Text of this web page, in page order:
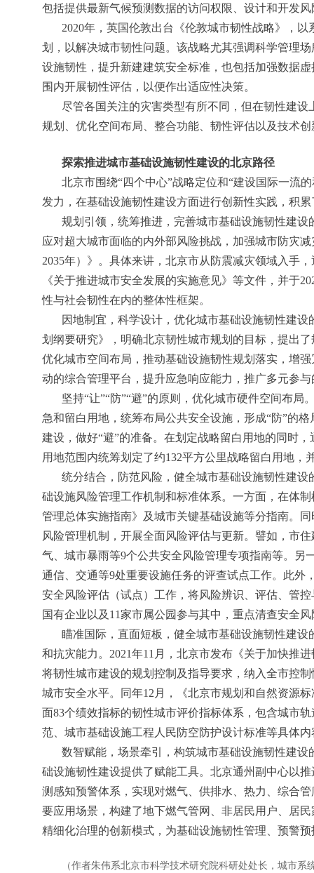
包括提供最新气候预测数据的访问权限、设计和开发
2020年，英国伦敦出台《伦敦城市韧性战略》，
划，以解决城市韧性问题。该战略尤其强调科学管理
设施韧性，提升新建建筑安全标准，也包括加强数据
围内开展韧性评估，以便作出适应性决策。
尽管各国关注的灾害类型有所不同，但在韧性建
规划、优化空间布局、整合功能、韧性评估以及技术
探索推进城市基础设施韧性建设的北京路径
北京市围绕“四个中心”战略定位和“建设国际一流
发力，在基础设施韧性建设方面进行创新性实践，积
规划引领，统筹推进，完善城市基础设施韧性建
应对超大城市面临的内外部风险挑战，加强城市防灾
2035年）》。具体来讲，北京市从防震减灾领域入手
《关于推进城市安全发展的实施意见》等文件，并于
性与社会韧性在内的整体性框架。
因地制宜，科学设计，优化城市基础设施韧性建
划纲要研究》，明确北京韧性城市规划的目标，提出
优化城市空间布局，推动基础设施韧性规划落实，增
动的综合管理平台，提升应急响应能力，推广多元参
坚持“让”“防”“避”的原则，优化城市硬件空间布
急和留白用地，统筹布局公共安全设施，形成“防”的
建设，做好“避”的准备。在划定战略留白用地的同时
用地范围内统筹划定了约132平方公里战略留白用地
统分结合，防范风险，健全城市基础设施韧性建
础设施风险管理工作机制和标准体系。一方面，在体
管理总体实施指南》及城市关键基础设施等分指南。
风险管理机制，开展全面风险评估与更新。譬如，市
气、城市暴雨等9个公共安全风险管理专项指南等。
通信、交通等9处重要设施任务的评查试点工作。此外
安全风险评估（试点）工作，将风险辨识、评估、管
国有企业以及11家市属公园参与其中，重点清查安全
瞄准国际，直面短板，健全城市基础设施韧性建
和抗灾能力。2021年11月，北京市发布《关于加快推
将韧性城市建设的规划控制及指导要求，纳入全市控
城市安全水平。同年12月，《北京市规划和自然资源
面83个绩效指标的韧性城市评价指标体系，包含城市
范、城市基础设施工程人民防空防护设计标准等具体内
数智赋能，场景牵引，构筑城市基础设施韧性建
础设施韧性建设提供了赋能工具。北京通州副中心以
测感知预警体系，实现对燃气、供排水、热力、综合
要应用场景，构建了地下燃气管网、非居民用户、居
精细化治理的创新模式，为基础设施韧性管理、预警
（作者朱伟系北京市科学技术研究院科研处处长，城市